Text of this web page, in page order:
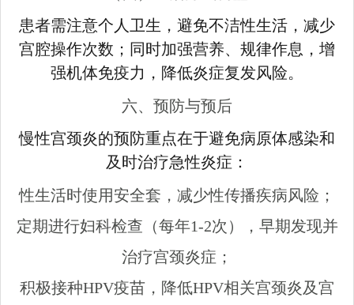
患者需注意个人卫生，避免不洁性生活，减少
宫腔操作次数；同时加强营养、规律作息，增
强机体免疫力，降低炎症复发风险。
六、预防与预后
慢性宫颈炎的预防重点在于避免病原体感染和
及时治疗急性炎症：
性生活时使用安全套，减少性传播疾病风险；
定期进行妇科检查（每年1-2次），早期发现并
治疗宫颈炎症；
积极接种HPV疫苗，降低HPV相关宫颈炎及宫